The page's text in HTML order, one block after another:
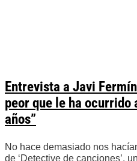
Entrevista a Javi
peor que le ha ocurrido
años”
No hace demasiado nos
de ‘Detective de canciones’,